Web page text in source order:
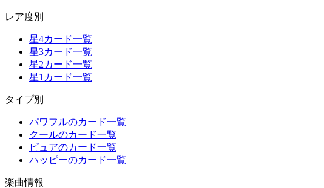
レア度別
星4カード一覧
星3カード一覧
星2カード一覧
星1カード一覧
タイプ別
パワフルのカード一覧
クールのカード一覧
ピュアのカード一覧
ハッピーのカード一覧
楽曲情報